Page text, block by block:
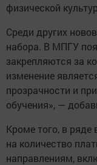
физической
Среди других
набора. В МПГУ
закрепляются за
изменение
прозрачности и
обучения», —
Кроме того, в ряде
на количество
направлениям,